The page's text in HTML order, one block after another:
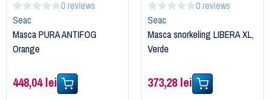
0 reviews
Seac
Masca PURA ANTIFOG
Orange
448,04 lei
0 reviews
Seac
Masca snorkeling LIBERA XL,
Verde
373,28 lei